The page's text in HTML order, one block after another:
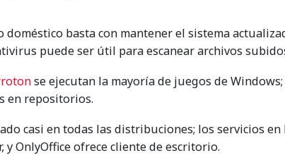
doméstico basta con mantener el sistema
puede ser útil para escanear archivos
se ejecutan la mayoría de juegos de Windows;
en repositorios.
casi en todas las distribuciones; los servicios en
OnlyOffice ofrece cliente de escritorio.